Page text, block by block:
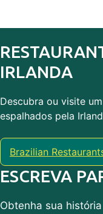
IRLANDA
Descubra ou visite
espalhados pela
Brazilian
ESCREVA
Obtenha sua